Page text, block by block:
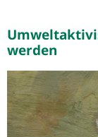
werden